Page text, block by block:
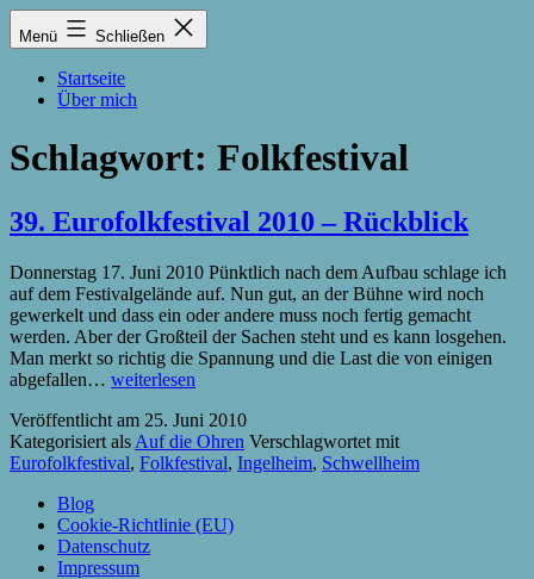
Zum
Inhalt
Lukas
Zintel-
Menü Schließen
Startseite
Über mich
Schlagwort: Folkfestival
39. Eurofolkfestival 2010 – Rückblick
Donnerstag 17. Juni 2010 Pünktlich nach dem Aufbau schlage ich
auf dem Festivalgelände auf. Nun gut, an der Bühne wird noch
gewerkelt und dass ein oder andere muss noch fertig gemacht
werden. Aber der Großteil der Sachen steht und es kann losgehen.
Man merkt so richtig die Spannung und die Last die von einigen
abgefallen… 39.
2010
–
Rückblick
weiterlesen
Veröffentlicht am 25. Juni 2010
Kategorisiert als Auf die Ohren Verschlagwortet mit
Eurofolkfestival, Folkfestival, Ingelheim, Schwellheim
Blog
Cookie-Richtlinie (EU)
Datenschutz
Impressum